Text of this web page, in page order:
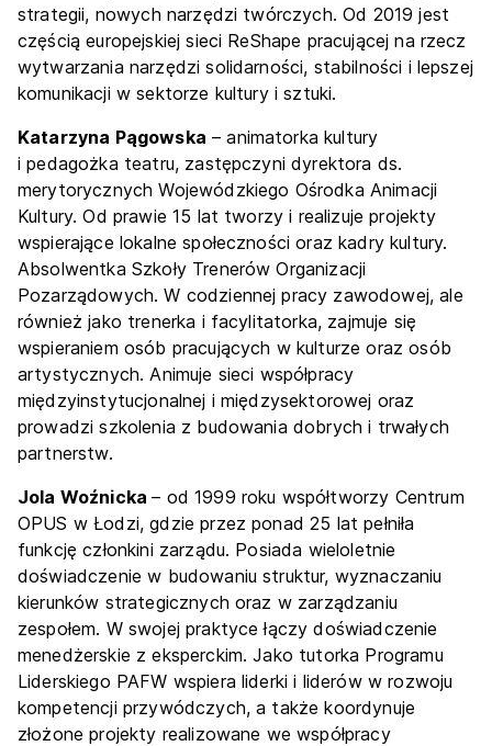
strategii, nowych narzędzi twórczych. Od 2019 jest
częścią europejskiej sieci ReShape pracującej na rzecz
wytwarzania narzędzi solidarności, stabilności i lepszej
komunikacji w sektorze kultury i sztuki.
Katarzyna Pągowska – animatorka kultury
i pedagożka teatru, zastępczyni dyrektora ds.
merytorycznych Wojewódzkiego Ośrodka Animacji
Kultury. Od prawie 15 lat tworzy i realizuje projekty
wspierające lokalne społeczności oraz kadry kultury.
Absolwentka Szkoły Trenerów Organizacji
Pozarządowych. W codziennej pracy zawodowej, ale
również jako trenerka i facylitatorka, zajmuje się
wspieraniem osób pracujących w kulturze oraz osób
artystycznych. Animuje sieci współpracy
międzyinstytucjonalnej i międzysektorowej oraz
prowadzi szkolenia z budowania dobrych i trwałych
partnerstw.
Jola Woźnicka– od 1999 roku współtworzy Centrum
OPUS w Łodzi, gdzie przez ponad 25 lat pełniła
funkcję członkini zarządu. Posiada wieloletnie
doświadczenie w budowaniu struktur, wyznaczaniu
kierunków strategicznych oraz w zarządzaniu
zespołem. W swojej praktyce łączy doświadczenie
menedżerskie z eksperckim. Jako tutorka Programu
Liderskiego PAFW wspiera liderki i liderów w rozwoju
kompetencji przywódczych, a także koordynuje
złożone projekty realizowane we współpracy